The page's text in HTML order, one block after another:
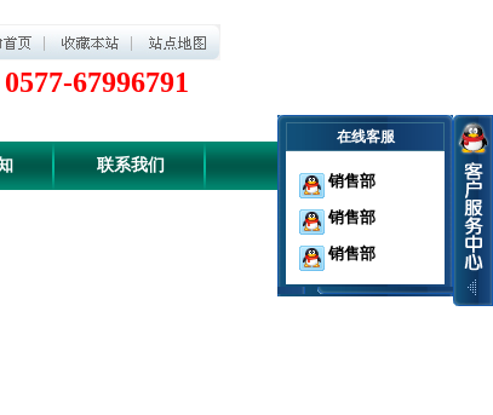
在线客服
销售部
销售部
销售部
67996791
联系我们